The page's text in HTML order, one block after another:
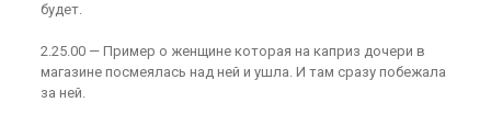
будет.
2.25.00 — Пример о женщине которая на каприз дочери в
магазине посмеялась над ней и ушла. И там сразу побежала
за ней.